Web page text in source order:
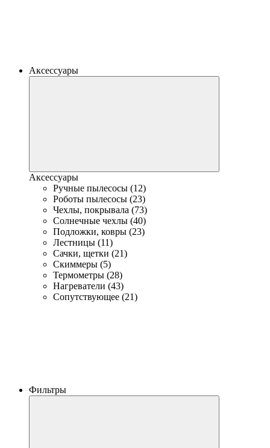
Аксессуары
Аксессуары
Ручные пылесосы (12)
Роботы пылесосы (23)
Чехлы, покрывала (73)
Солнечные чехлы (40)
Подложки, ковры (23)
Лестницы (11)
Сачки, щетки (21)
Скиммеры (5)
Термометры (28)
Нагреватели (43)
Сопутствующее (21)
Фильтры